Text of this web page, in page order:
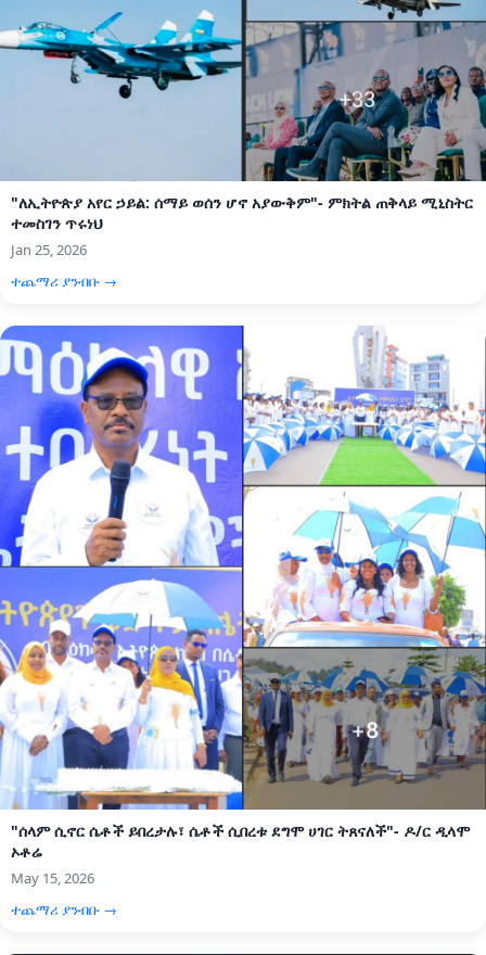
"ለኢትዮጵያ አየር ኃይል: ሰማይ ወሰን ሆኖ አያውቅም"- ምክትል ጠቅላይ ሚኒስትር
ተመስገን ጥሩነህ
Jan 25, 2026
ተጨማሪ ያንብቡ →
"ሰላም ሲኖር ሴቶች ይበረታሉ፣ ሴቶች ሲበረቱ ደግሞ ሀገር ትጸናለች"- ዶ/ር ዲላሞ
ኦቶሬ
May 15, 2026
ተጨማሪ ያንብቡ →